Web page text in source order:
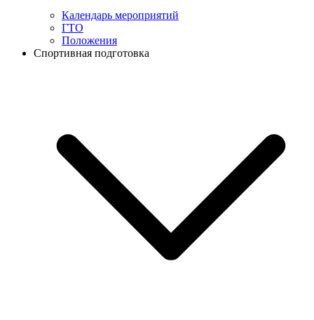
Календарь мероприятий
ГТО
Положения
Спортивная подготовка